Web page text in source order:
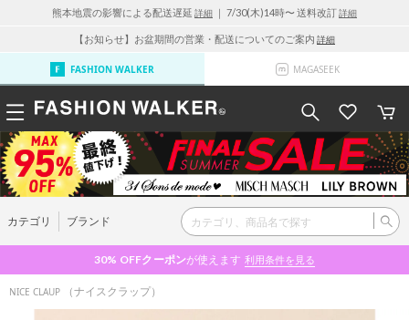
熊本地震の影響による配送遅延 詳細 ｜ 7/30(木)14時〜 送料改訂詳細
【お知らせ】お盆期間の営業・配送についてのご案内 詳細
FASHION WALKER MAGASEEK
カテゴリ ブランド
30% OFFクーポンが使えます 利用条件を見る
NICE CLAUP （ナイスクラップ）